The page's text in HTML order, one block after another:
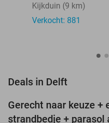
Kijkduin (9 km)
Verkocht: 881
Deals in Delft
Gerecht naar keuze +
strandbedje + parasol